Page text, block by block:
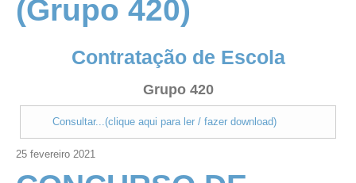
(Grupo 420)
Contratação de Escola
Grupo 420
Consultar...(clique aqui para ler / fazer download)
25 fevereiro 2021